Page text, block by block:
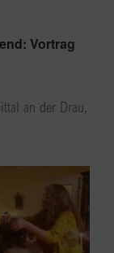
Vortrag
an der Drau,